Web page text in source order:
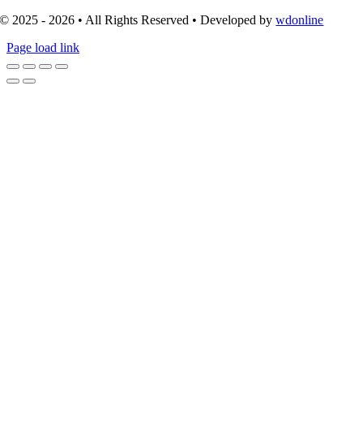
© 2025 - 2026 • All Rights Reserved • Developed bywdonline
Page load link